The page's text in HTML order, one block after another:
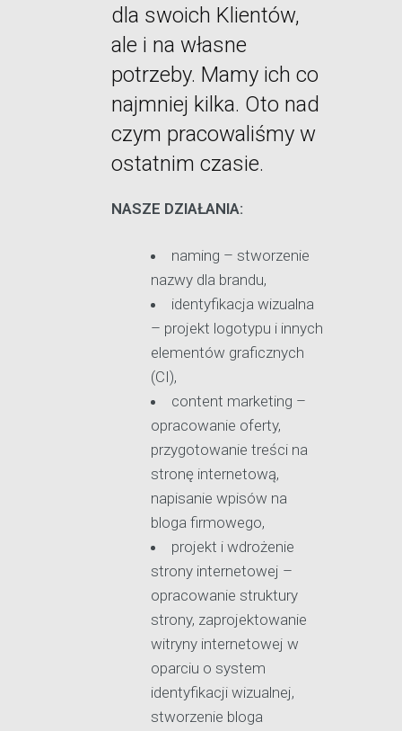
dla swoich Klientów,
ale i na własne
potrzeby. Mamy ich co
najmniej kilka. Oto nad
czym pracowaliśmy w
ostatnim czasie.
NASZE DZIAŁANIA:
naming – stworzenie
nazwy dla brandu,
identyfikacja wizualna
– projekt logotypu i innych
elementów graficznych
(CI),
content marketing –
opracowanie oferty,
przygotowanie treści na
stronę internetową,
napisanie wpisów na
bloga firmowego,
projekt i wdrożenie
strony internetowej –
opracowanie struktury
strony, zaprojektowanie
witryny internetowej w
oparciu o system
identyfikacji wizualnej,
stworzenie bloga